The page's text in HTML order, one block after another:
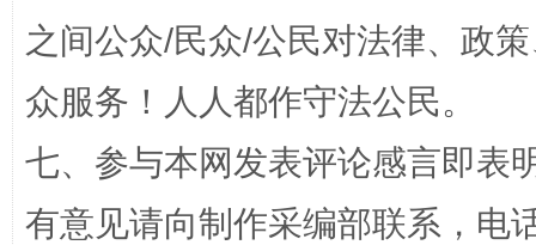
网上购药对药下症？
之间公众/民众/公民对法律、政
众服务！人人都作守法公民。
七、参与本网发表评论感言即表
有意见请向制作采编部联系，电